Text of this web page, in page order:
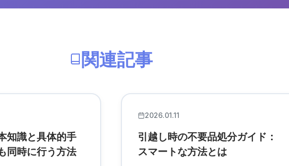
関連記事
知識と具体的手
同時に行う方法
2026.01.11
引越し時の不要品処分ガイド：
スマートな方法とは